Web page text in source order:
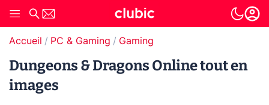
Accueil PC & Gaming Gaming
Dungeons & Dragons Online tout en
images